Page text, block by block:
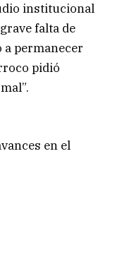
institucional
falta de
a permanecer
pidió
en el